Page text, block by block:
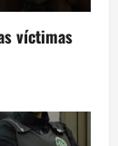
víctimas